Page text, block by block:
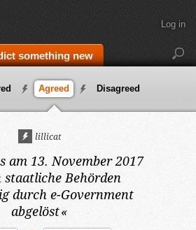
something new
Log in
Agreed Disagreed
lillicat
am 13. November 2017
staatliche Behörden
durch e-Government
abgelöst«